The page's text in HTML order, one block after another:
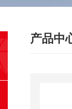
产品中